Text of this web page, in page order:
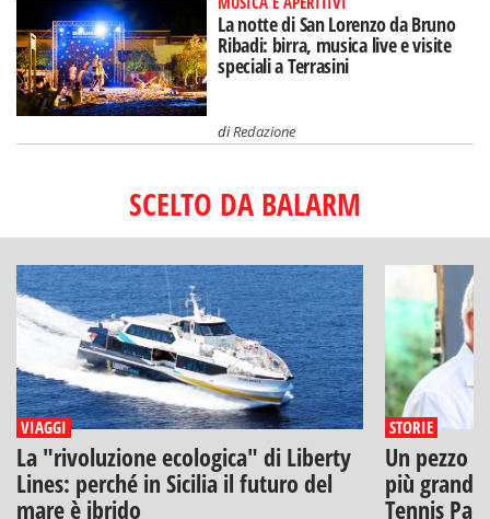
La notte di San Lorenzo da Bruno
Ribadi: birra, musica live e visite
speciali a Terrasini
diRedazione
SCELTO DA BALARM
VIAGGI
La "rivoluzione ecologica" di Liberty
Lines: perché in Sicilia il futuro del
mare è ibrido
STORIE
Un pezzo
più
Tennis